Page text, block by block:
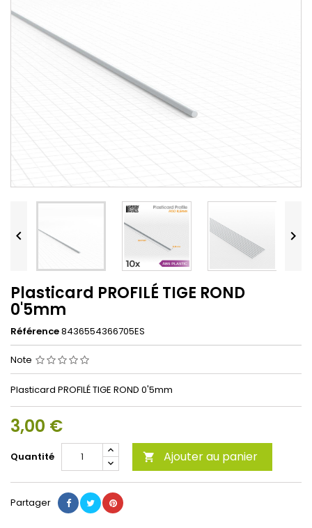
 
Plasticard PROFILÉ TIGE ROND
0'5mm
Référence8436554366705ES
Note
Plasticard PROFILÉ TIGE ROND 0'5mm
3,00 €
Quantité  Ajouter au panier
Partager